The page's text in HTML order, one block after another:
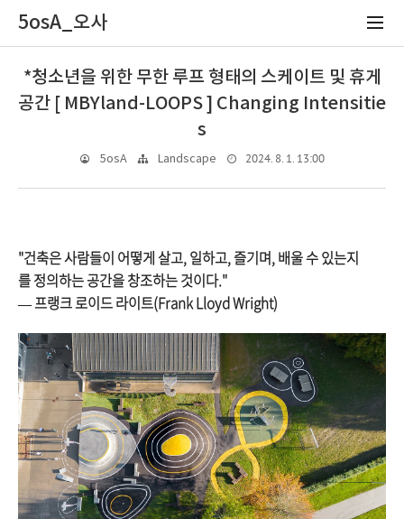
5osA_오사
*청소년을 위한 무한 루프 형태의 스케이트 및 휴게
공간 [ MBYland-LOOPS ] Changing Intensitie
s
5osA Landscape 2024. 8. 1. 13:00
"건축은 사람들이 어떻게 살고, 일하고, 즐기며, 배울 수 있는지
를 정의하는 공간을 창조하는 것이다."
— 프랭크 로이드 라이트(Frank Lloyd Wright)